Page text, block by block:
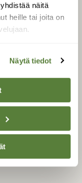
näitä
heille tai joita on
Näytä tiedot
LUONNON­
Luonto -lehden
.